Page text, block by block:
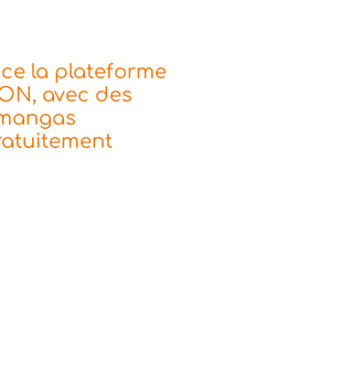
la plateforme
avec des